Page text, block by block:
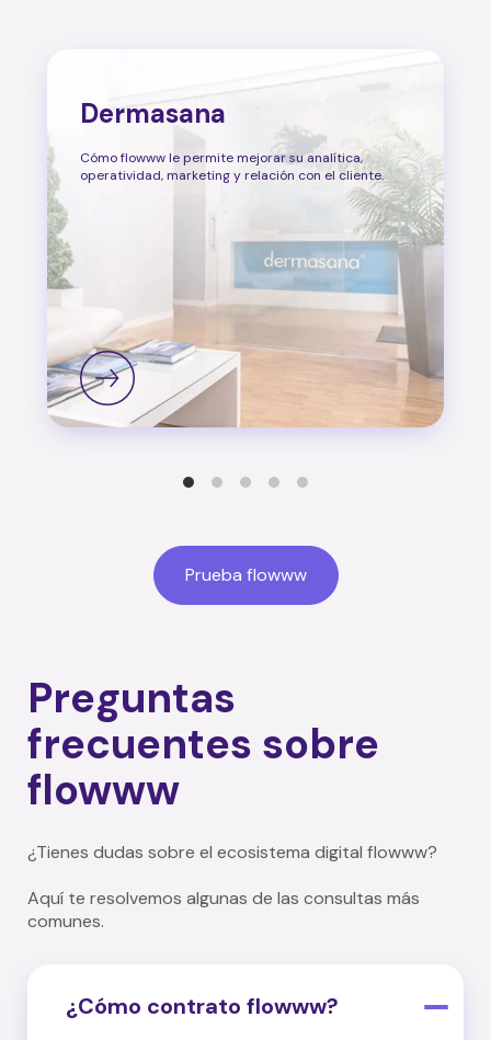
Dermasana
Cómo flowww le permite mejorar su analítica,
operatividad, marketing y relación con el cliente.
Prueba flowww
Preguntas
frecuentes sobre
flowww
¿Tienes dudas sobre el ecosistema digital flowww?
Aquí te resolvemos algunas de las consultas más
comunes.
¿Cómo contrato flowww?